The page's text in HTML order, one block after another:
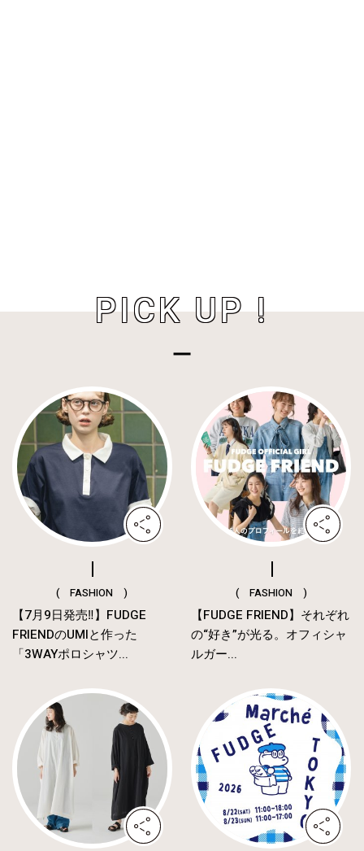
PICK UP !
( FASHION )
【7月9日発売‼︎】FUDGE
FRIENDのUMIと作った
「3WAYポロシャツ...
( FASHION )
【FUDGE FRIEND】それぞれ
の“好き”が光る。オフィシャ
ルガー...